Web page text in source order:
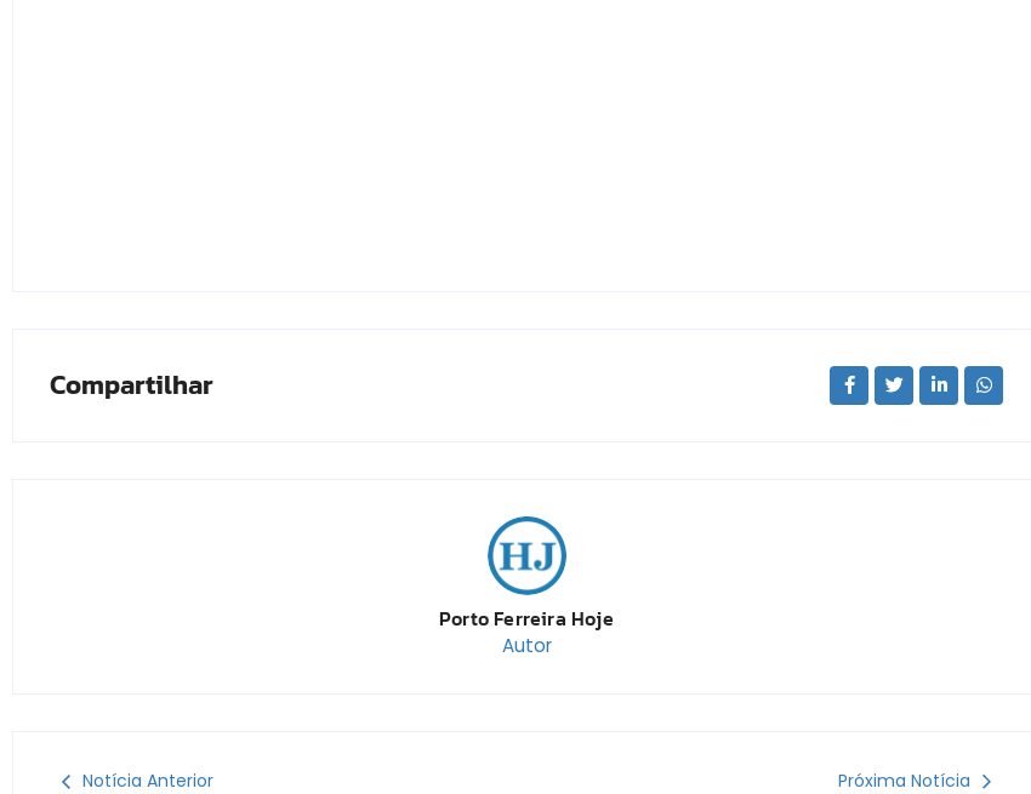
Compartilhar
Porto Ferreira Hoje
Autor
Notícia Anterior Próxima Notícia